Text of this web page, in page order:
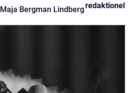
Maja Bergman Lindbergredaktionel